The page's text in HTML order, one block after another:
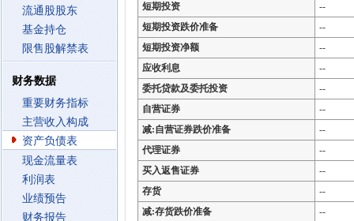
流通股股东
基金持仓
限售股解禁表
财务数据
重要财务指标
主营收入构成
资产负债表
现金流量表
利润表
业绩预告
财务报告
短期投资
--
短期投资跌价准备
--
短期投资净额
--
应收利息
--
委托贷款及委托投资
--
自营证券
--
减:自营证券跌价准备
--
代理证券
--
买入返售证券
--
存货
--
减:存货跌价准备
--